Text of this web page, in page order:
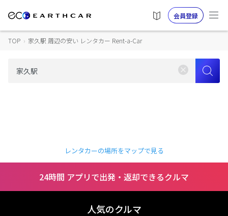
会員登録
TOP › 家久駅 周辺の安い レンタカー Rent-a-Car
レンタカーの場所をマップで見る
24時間 アプリで出発・返却できるクルマ
人気のクルマ